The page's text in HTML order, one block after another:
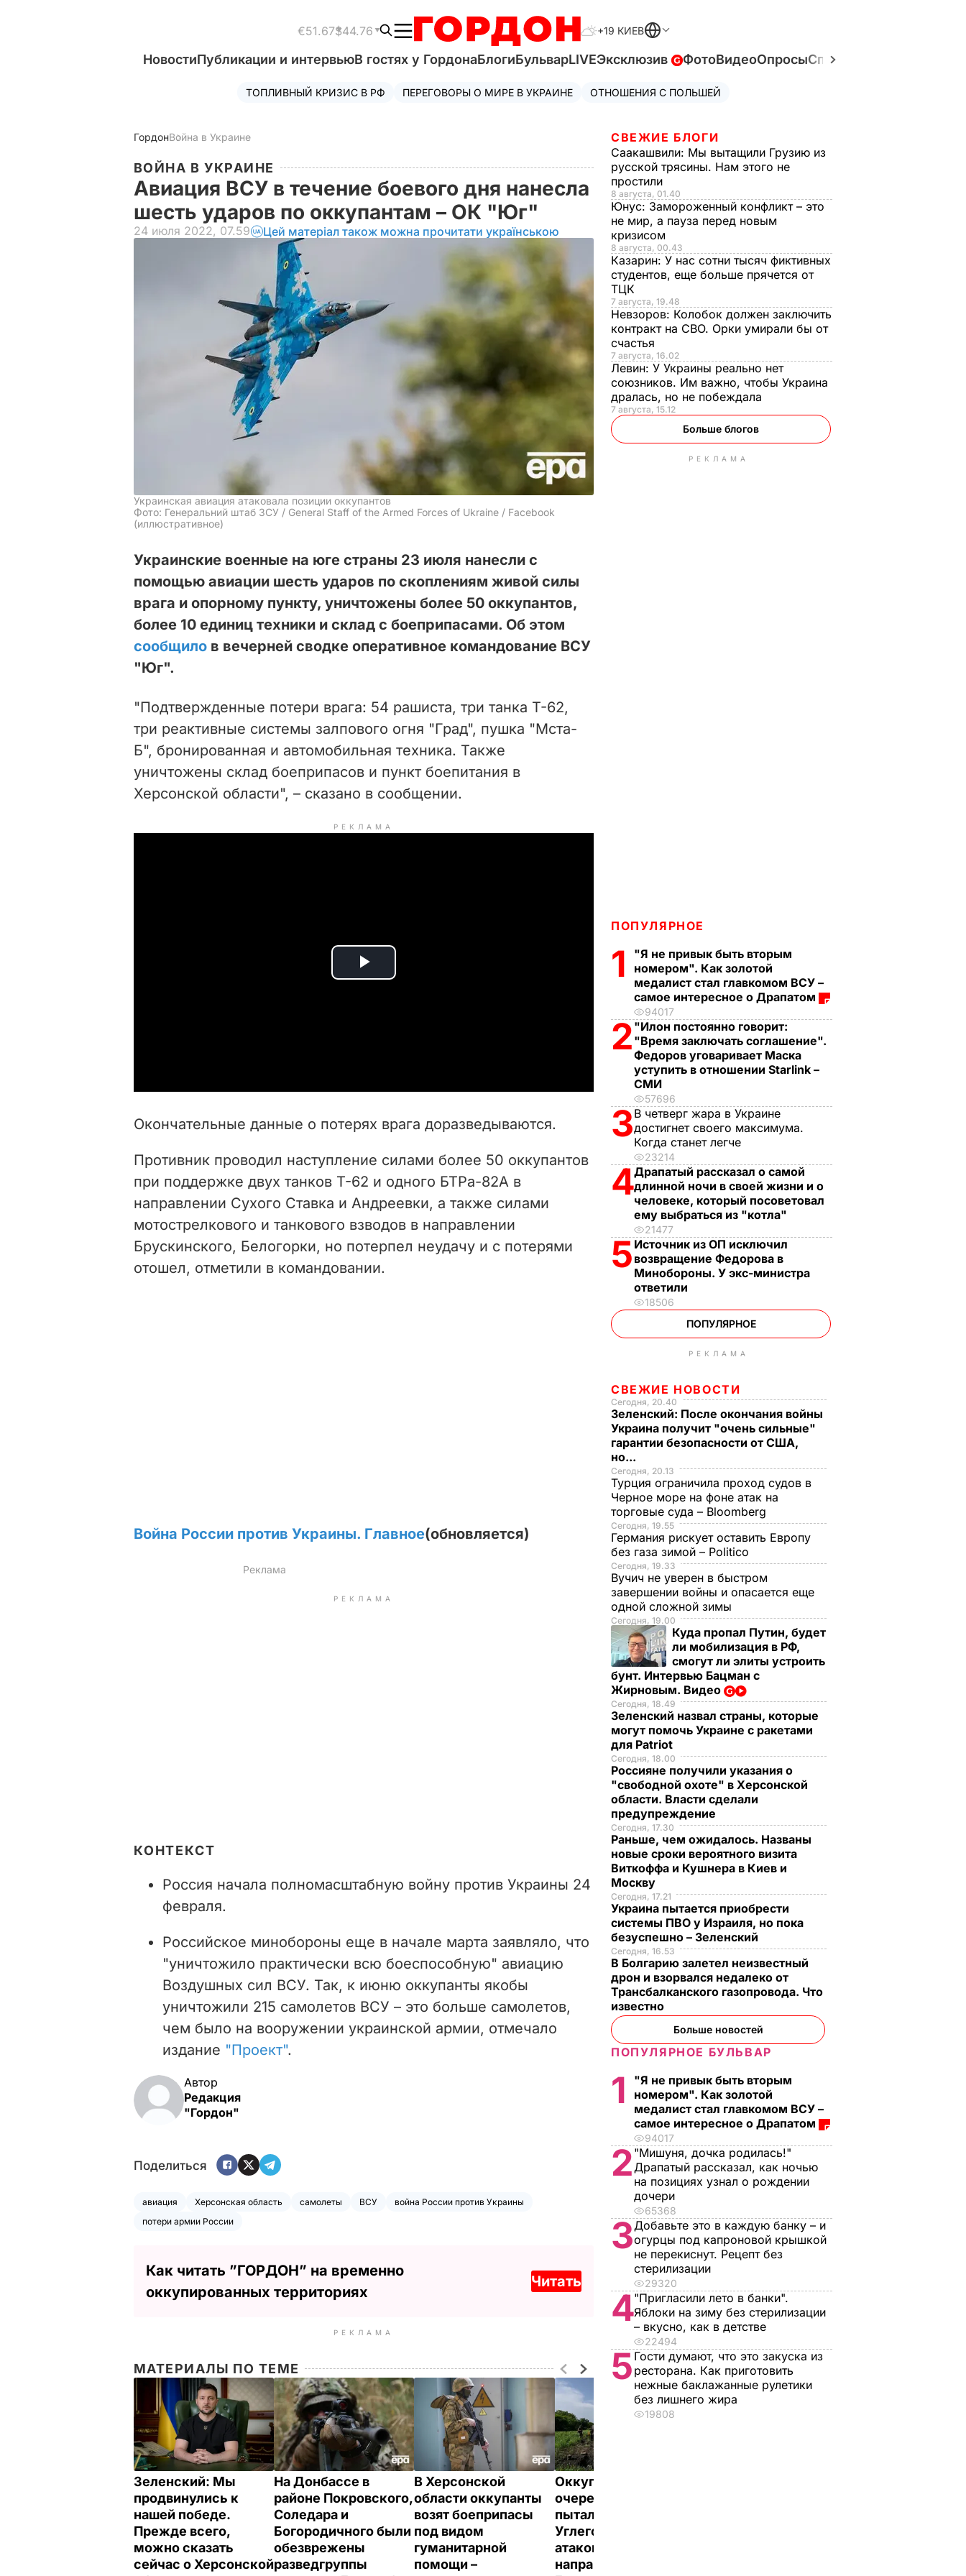
€51.67$44.76 +19 КИЕВ
НовостиПубликации и интервьюВ гостях у ГордонаБлогиБульварLIVEЭксклюзив ФотоВидеоОпросыСпецпроекты
ТОПЛИВНЫЙ КРИЗИС В РФ ПЕРЕГОВОРЫ О МИРЕ В УКРАИНЕ ОТНОШЕНИЯ С ПОЛЬШЕЙ
ГордонВойна в Украине
ВОЙНА В УКРАИНЕ
Авиация ВСУ в течение боевого дня нанесла
шесть ударов по оккупантам – ОК "Юг"
24 июля 2022, 07.59 Цей матеріал також можна прочитати українською
Украинская авиация атаковала позиции оккупантов
Фото: Генеральний штаб ЗСУ / General Staff of the Armed Forces of Ukraine / Facebook
(иллюстративное)
Украинские военные на юге страны 23 июля нанесли с
помощью авиации шесть ударов по скоплениям живой силы
врага и опорному пункту, уничтожены более 50 оккупантов,
более 10 единиц техники и склад с боеприпасами. Об этом
сообщило в вечерней сводке оперативное командование ВСУ
"Юг".
"Подтвержденные потери врага: 5️4️ рашиста, три танка Т-62,
три реактивные системы залпового огня "Град", пушка "Мста-
Б", бронированная и автомобильная техника. Также
уничтожены склад боеприпасов и пункт боепитания в
Херсонской области", – сказано в сообщении.
РЕКЛАМА
P
d
e
o
Окончательные данные о потерях врага доразведываются.
Противник проводил наступление силами более 50 оккупантов
при поддержке двух танков Т-62 и одного БТРа-82А в
направлении Сухого Ставка и Андреевки, а также силами
мотострелкового и танкового взводов в направлении
Брускинского, Белогорки, но потерпел неудачу и с потерями
отошел, отметили в командовании.
Война России против Украины. Главное(обновляется)
РЕКЛАМА
КОНТЕКСТ
Россия начала полномасштабную войну против Украины 24
февраля.
Российское минобороны еще в начале марта заявляло, что
"уничтожило практически всю боеспособную" авиацию
Воздушных сил ВСУ. Так, к июню оккупанты якобы
уничтожили 215 самолетов ВСУ – это больше самолетов,
чем было на вооружении украинской армии, отмечало
издание "Проект".
Автор
Редакция
"Гордон"
Поделиться
авиация Херсонская область самолеты ВСУ
война России против Украины
потери армии России
Как читать ”ГОРДОН” на временно
оккупированных территориях
Читать
РЕКЛАМА
МАТЕРИАЛЫ ПО ТЕМЕ
Зеленский: Мы
продвинулись к
нашей победе.
Прежде всего,
можно сказать
сейчас о Херсонской
На Донбассе в
районе Покровского,
Соледара и
Богородичного были
обезврежены
разведгруппы
В Херсонской
области оккупанты
возят боеприпасы
под видом
гуманитарной
помощи –
Оккупанты в
очередной раз
пытались захватить
Углегорскую ТЭС,
атаковали на других
направлениях –
СВЕЖИЕ БЛОГИ
Саакашвили: Мы вытащили Грузию из
русской трясины. Нам этого не
простили
8 августа, 01.40
Юнус: Замороженный конфликт – это
не мир, а пауза перед новым
кризисом
8 августа, 00.43
Казарин: У нас сотни тысяч фиктивных
студентов, еще больше прячется от
ТЦК
7 августа, 19.48
Невзоров: Колобок должен заключить
контракт на СВО. Орки умирали бы от
счастья
7 августа, 16.02
Левин: У Украины реально нет
союзников. Им важно, чтобы Украина
дралась, но не побеждала
7 августа, 15.12
Больше блогов
РЕКЛАМА
ПОПУЛЯРНОЕ
1
"Я не привык быть вторым
номером". Как золотой
медалист стал главкомом ВСУ –
самое интересное о Драпатом
94017
2 "Илон постоянно говорит:
"Время заключать соглашение".
Федоров уговаривает Маска
уступить в отношении Starlink –
СМИ
57696
3В четверг жара в Украине
достигнет своего максимума.
Когда станет легче
23214
4Драпатый рассказал о самой
длинной ночи в своей жизни и о
человеке, который посоветовал
ему выбраться из "котла"
21477
5 Источник из ОП исключил
возвращение Федорова в
Минобороны. У экс-министра
ответили
18506
ПОПУЛЯРНОЕ
РЕКЛАМА
СВЕЖИЕ НОВОСТИ
Сегодня, 20.40
Зеленский: После окончания войны
Украина получит "очень сильные"
гарантии безопасности от США,
но...
Сегодня, 20.13
Турция ограничила проход судов в
Черное море на фоне атак на
торговые суда – Bloomberg
Сегодня, 19.55
Германия рискует оставить Европу
без газа зимой – Politico
Сегодня, 19.33
Вучич не уверен в быстром
завершении войны и опасается еще
одной сложной зимы
Сегодня, 19.00
Куда пропал Путин, будет
ли мобилизация в РФ,
смогут ли элиты устроить
бунт. Интервью Бацман с
Жирновым. Видео
Сегодня, 18.49
Зеленский назвал страны, которые
могут помочь Украине с ракетами
для Patriot
Сегодня, 18.00
Россияне получили указания о
"свободной охоте" в Херсонской
области. Власти сделали
предупреждение
Сегодня, 17.30
Раньше, чем ожидалось. Названы
новые сроки вероятного визита
Виткоффа и Кушнера в Киев и
Москву
Сегодня, 17.21
Украина пытается приобрести
системы ПВО у Израиля, но пока
безуспешно – Зеленский
Сегодня, 16.53
В Болгарию залетел неизвестный
дрон и взорвался недалеко от
Трансбалканского газопровода. Что
известно
Больше новостей
ПОПУЛЯРНОЕ БУЛЬВАР
1
"Я не привык быть вторым
номером". Как золотой
медалист стал главкомом ВСУ –
самое интересное о Драпатом
94017
2 "Мишуня, дочка родилась!"
Драпатый рассказал, как ночью
на позициях узнал о рождении
дочери
65368
3Добавьте это в каждую банку – и
огурцы под капроновой крышкой
не перекиснут. Рецепт без
стерилизации
29320
4"Пригласили лето в банки".
Яблоки на зиму без стерилизации
– вкусно, как в детстве
22494
5 Гости думают, что это закуска из
ресторана. Как приготовить
нежные баклажанные рулетики
без лишнего жира
19808